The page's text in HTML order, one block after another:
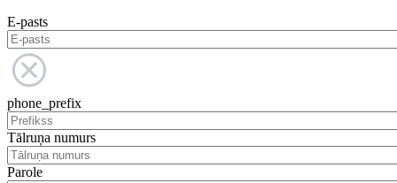
E-pasts
phone_prefix
Tālruņa numurs
Parole